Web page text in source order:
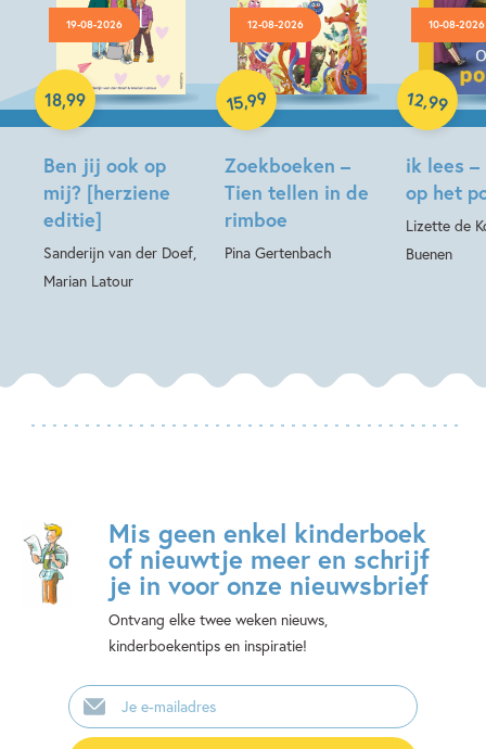
19-08-2026
Ben jij ook op
mij? [herziene
editie]
Sanderijn van der Doef,
Marian Latour
18,99
Hardcover
12-08-2026
Zoekboeken –
Tien tellen in de
rimboe
Pina Gertenbach
15,99
Hardcover
10-08-2026
ik lees –
op het
Lizette de
Buenen
12,99
Hardcover
Mis geen enkel kinderboek
of nieuwtje meer en schrijf
je in voor onze nieuwsbrief
Ontvang elke twee weken nieuws,
kinderboekentips en inspiratie!
E-
mailadres